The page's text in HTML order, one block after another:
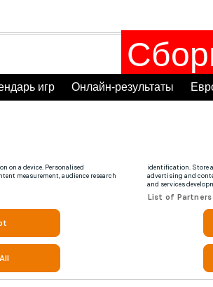
игр Онлайн-результаты